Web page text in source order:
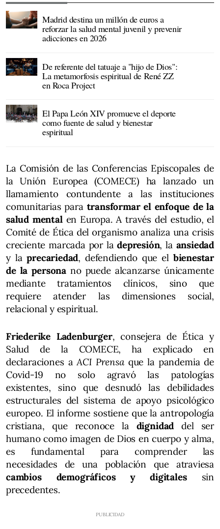
Madrid destina un millón de euros a
reforzar la salud mental juvenil y prevenir
adicciones en 2026
De referente del tatuaje a "hijo de Dios":
La metamorfosis espiritual de René ZZ
en Roca Project
El Papa León XIV promueve el deporte
como fuente de salud y bienestar
espiritual
La Comisión de las Conferencias Episcopales de
la Unión Europea (COMECE) ha lanzado un
llamamiento contundente a las instituciones
comunitarias para transformar el enfoque de la
salud mentalen Europa. A través del estudio, el
Comité de Ética del organismo analiza una crisis
creciente marcada por ladepresión, la ansiedad
y laprecariedad, defendiendo que el bienestar
de la personano puede alcanzarse únicamente
mediante tratamientos clínicos, sino que
requiere atender las dimensiones social,
relacional y espiritual.
Friederike Ladenburger, consejera de Ética y
Salud de la COMECE, ha explicado en
declaraciones aACI Prensaque la pandemia de
Covid-19 no solo agravó las patologías
existentes, sino que desnudó las debilidades
estructurales del sistema de apoyo psicológico
europeo. El informe sostiene que la antropología
cristiana, que reconoce la dignidad del ser
humano como imagen de Dios en cuerpo y alma,
es fundamental para comprender las
necesidades de una población que atraviesa
cambios demográficos y digitalessin
precedentes.